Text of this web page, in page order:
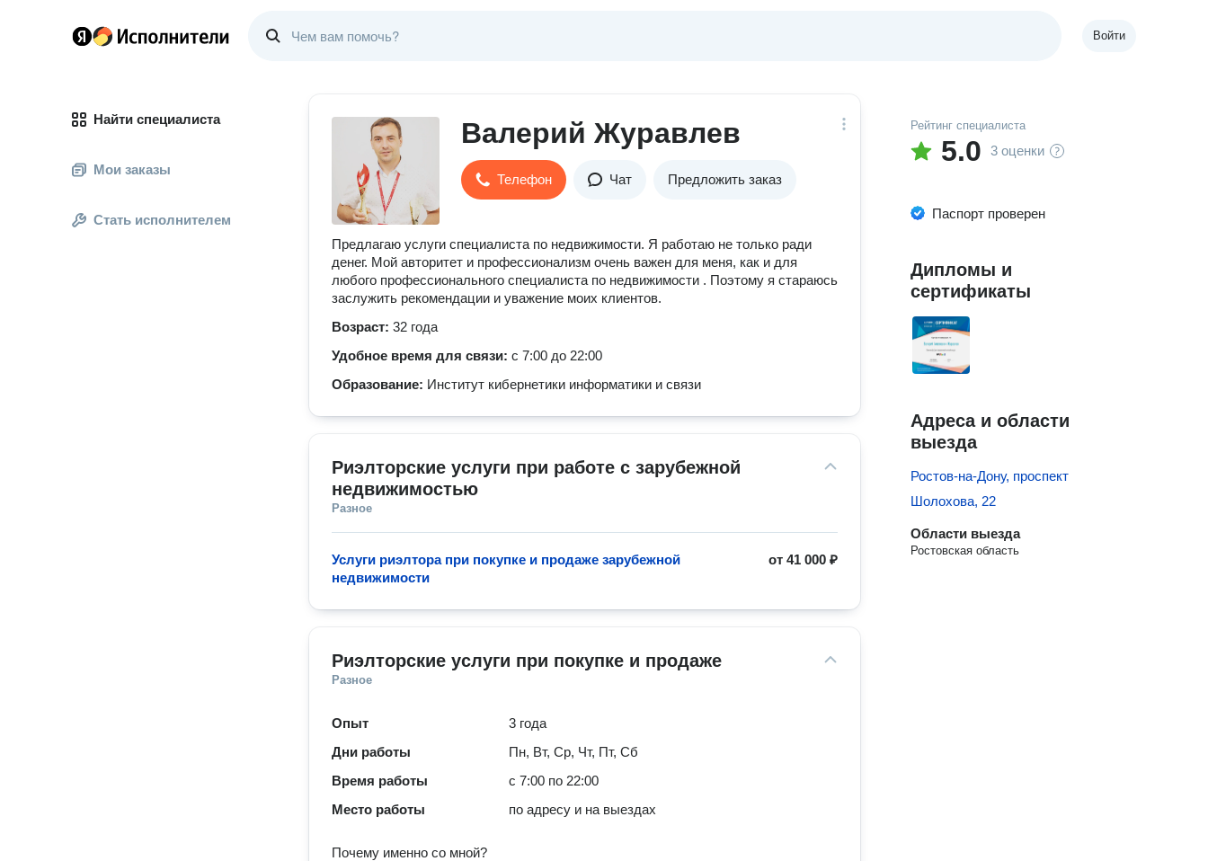
Войти
Найти специалиста
Мои заказы
Стать исполнителем
Валерий Журавлев
Телефон Чат Предложить заказ
Предлагаю услуги специалиста по недвижимости. Я работаю не только ради
денег. Мой авторитет и профессионализм очень важен для меня, как и для
любого профессионального специалиста по недвижимости . Поэтому я стараюсь
заслужить рекомендации и уважение моих клиентов. ⠀
Возраст: 32 года
Удобное время для связи: с 7:00 до 22:00
Образование: Институт кибернетики информатики и связи
Риэлторские услуги при работе с зарубежной
недвижимостью
Разное
от41 000 ₽
Услуги риэлтора при покупке и продаже зарубежной
недвижимости
Риэлторские услуги при покупке и продаже
Разное
Опыт
3 года
Дни работы
Пн, Вт, Ср, Чт, Пт, Сб
Время работы
с 7:00 по 22:00
Место работы
по адресу и на выездах
Почему именно со мной?
Рейтинг специалиста
5.0 3 оценки
Паспорт проверен
Дипломы и
сертификаты
Адреса и области
выезда
Ростов-на-Дону, проспект
Шолохова, 22
Области выезда
Ростовская область